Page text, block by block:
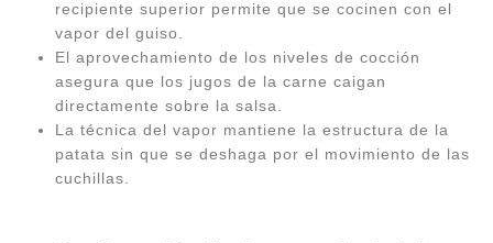
recipiente superior permite que se cocinen con el
vapor del guiso.
El aprovechamiento de los niveles de cocción
asegura que los jugos de la carne caigan
directamente sobre la salsa.
La técnica del vapor mantiene la estructura de la
patata sin que se deshaga por el movimiento de las
cuchillas.